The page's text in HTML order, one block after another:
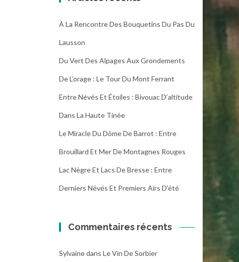
À La Rencontre Des Bouquetins Du Pas Du
Lausson
Du Vert Des Alpages Aux Grondements
De L’orage : Le Tour Du Mont Ferrant
Entre Névés Et Étoiles : Bivouac D’altitude
Dans La Haute Tinée
Le Miracle Du Dôme De Barrot : Entre
Brouillard Et Mer De Montagnes Rouges
Lac Nègre Et Lacs De Bresse : Entre
Derniers Névés Et Premiers Airs D’été
Commentaires récents
Sylvainedans Le Vin De Sorbier